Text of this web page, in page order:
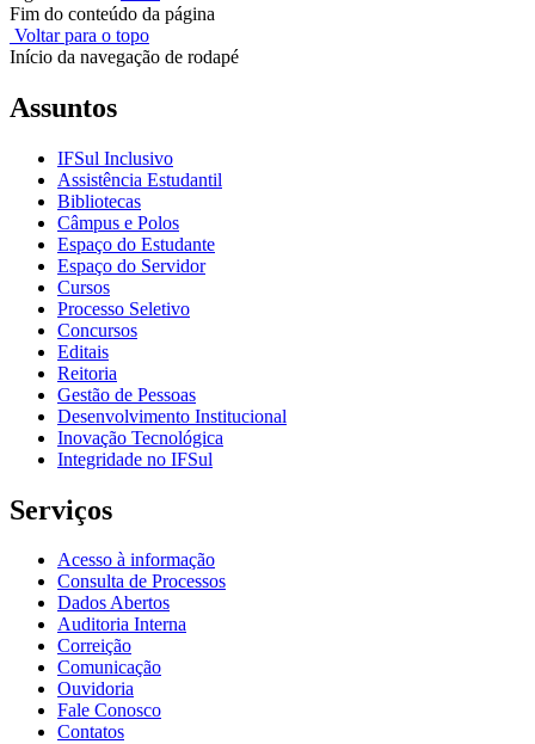
Fim do conteúdo da página
Voltar para o topo
Início da navegação de rodapé
Assuntos
IFSul Inclusivo
Assistência Estudantil
Bibliotecas
Câmpus e Polos
Espaço do Estudante
Espaço do Servidor
Cursos
Processo Seletivo
Concursos
Editais
Reitoria
Gestão de Pessoas
Desenvolvimento Institucional
Inovação Tecnológica
Integridade no IFSul
Serviços
Acesso à informação
Consulta de Processos
Dados Abertos
Auditoria Interna
Correição
Comunicação
Ouvidoria
Fale Conosco
Contatos